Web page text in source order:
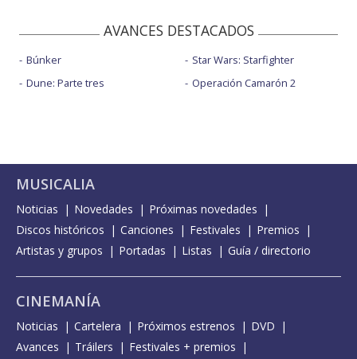
AVANCES DESTACADOS
Búnker
Dune: Parte tres
Star Wars: Starfighter
Operación Camarón 2
MUSICALIA
Noticias Novedades
Próximas novedades
Discos históricos
Canciones Festivales
Premios
Artistas y grupos
Portadas Listas Guía / directorio
CINEMANÍA
Noticias Cartelera Próximos estrenos
DVD
Avances
Tráilers Festivales + premios